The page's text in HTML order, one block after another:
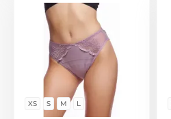
XS S M L